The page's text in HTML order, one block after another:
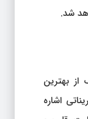
شد.
از بهترین
اشاره